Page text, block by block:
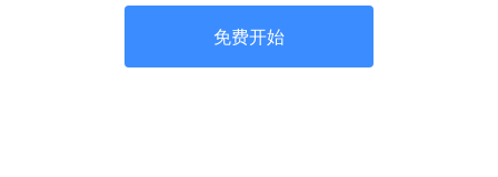
免费开始